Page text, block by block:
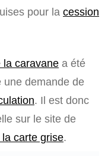
pour la cession
la caravane a été
une demande de
. Il est donc
sur le site de
carte grise.